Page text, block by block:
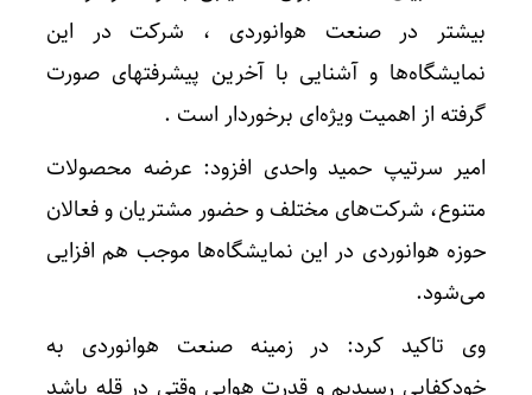
بیشتر در صنعت هوانوردی ، شرکت در این
نمایشگاه‌ها و آشنایی با آخرین پیشرفتهای صورت
گرفته از اهمیت ویژه‌ای برخوردار است .
امیر سرتیپ حمید واحدی افزود: عرضه محصولات
متنوع، شرکت‌های مختلف و حضور مشتریان و فعالان
حوزه هوانوردی در این نمایشگاه‌ها موجب هم افزایی
می‌شود.
وی تاکید کرد: در زمینه صنعت هوانوردی به
خودکفایی رسیدیم و قدرت هوایی وقتی در قله باشد